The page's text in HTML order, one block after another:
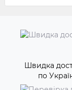
Швидка
по